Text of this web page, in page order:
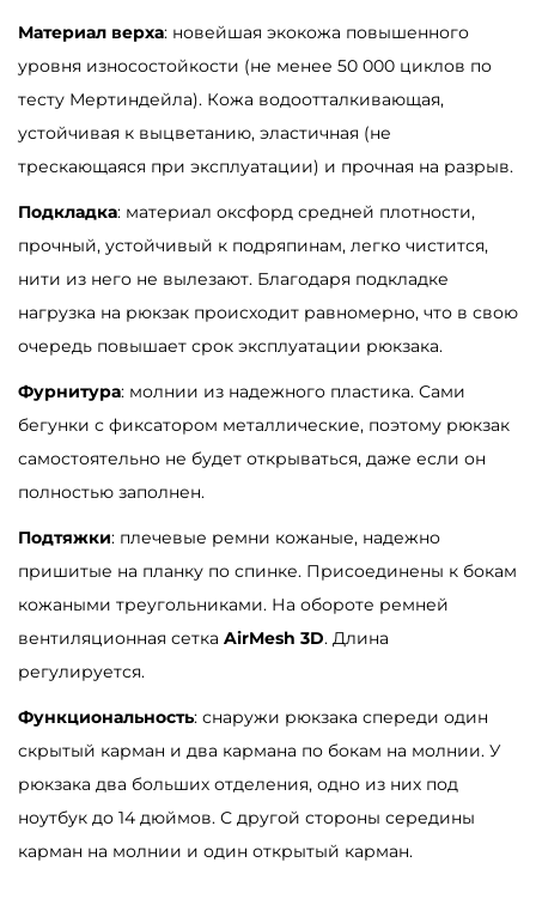
ж
с
к
о
й
р
о
л
л
т
о
п
S
a
Материал верха: новейшая экокожа повышенного
уровня износостойкости (не менее 50 000 циклов по
тесту Мертиндейла). Кожа водоотталкивающая,
устойчивая к выцветанию, эластичная (не
трескающаяся при эксплуатации) и прочная на разрыв.
Подкладка: материал оксфорд средней плотности,
прочный, устойчивый к подряпинам, легко чистится,
нити из него не вылезают. Благодаря подкладке
нагрузка на рюкзак происходит равномерно, что в свою
очередь повышает срок эксплуатации рюкзака.
Фурнитура: молнии из надежного пластика. Сами
бегунки с фиксатором металлические, поэтому рюкзак
самостоятельно не будет открываться, даже если он
полностью заполнен.
Подтяжки: плечевые ремни кожаные, надежно
пришитые на планку по спинке. Присоединены к бокам
кожаными треугольниками. На обороте ремней
вентиляционная сетка AirMesh 3D. Длина
регулируется.
Функциональность: снаружи рюкзака спереди один
скрытый карман и два кармана по бокам на молнии. У
рюкзака два больших отделения, одно из них под
ноутбук до 14 дюймов. С другой стороны середины
карман на молнии и один открытый карман.